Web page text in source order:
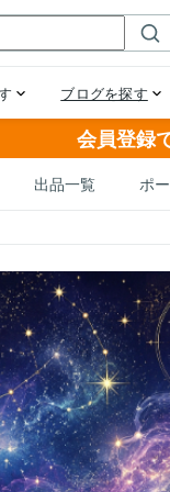
会員登録
出品一覧 ポ